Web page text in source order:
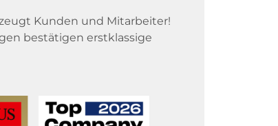
Kunden und Mitarbeiter!
bestätigen erstklassige